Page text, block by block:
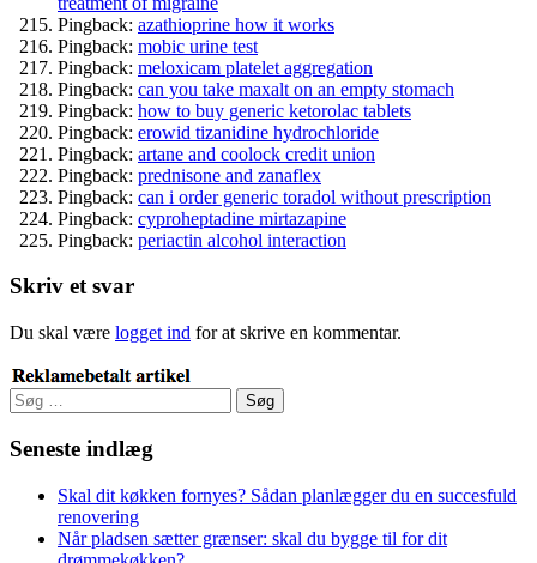
Pingback: azathioprine how it works
Pingback: mobic urine test
Pingback: meloxicam platelet aggregation
Pingback: can you take maxalt on an empty stomach
Pingback: how to buy generic ketorolac tablets
Pingback: erowid tizanidine hydrochloride
Pingback: artane and coolock credit union
Pingback: prednisone and zanaflex
Pingback: can i order generic toradol without prescription
Pingback: cyproheptadine mirtazapine
Pingback: periactin alcohol interaction
Skriv et svar
Du skal være logget ind for at skrive en kommentar.
Søg
efter:
Seneste indlæg
Skal dit køkken fornyes? Sådan planlægger du en succesfuld
renovering
Når pladsen sætter grænser: skal du bygge til for dit